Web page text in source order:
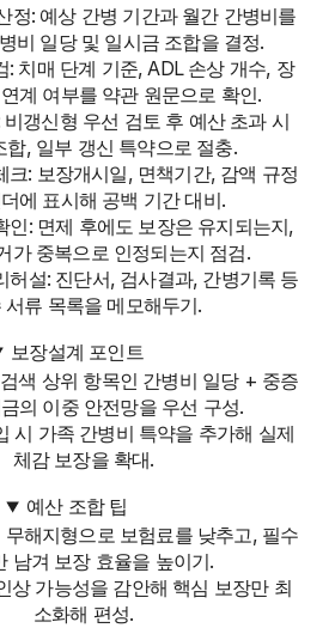
정: 예상 간병 기간과 월간 간병비를
비 일당 및 일시금 조합을 결정.
: 치매 단계 기준, ADL 손상 개수, 장
계 여부를 약관 원문으로 확인.
갱신형 우선 검토 후 예산 초과 시
합, 일부 갱신 특약으로 절충.
크: 보장개시일, 면책기간, 감액 규정
에 표시해 공백 기간 대비.
인: 면제 후에도 보장은 유지되는지,
가 중복으로 인정되는지 점검.
허설: 진단서, 검사결과, 간병기록 등
서류 목록을 메모해두기.
보장설계 포인트
색 상위 항목인 간병비 일당 + 중증
의 이중 안전망을 우선 구성.
시 가족 간병비 특약을 추가해 실제
체감 보장을 확대.
예산 조합 팁
해지형으로 보험료를 낮추고, 필수
남겨 보장 효율을 높이기.
상 가능성을 감안해 핵심 보장만 최
소화해 편성.